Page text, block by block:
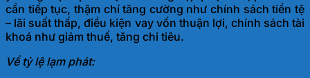
cần tiếp tục, thậm chí tăng cường như chính sách tiền tệ
– lãi suất thấp, điều kiện vay vốn thuận lợi, chính sách tài
khoá như giảm thuế, tăng chi tiêu.
Về tỷ lệ lạm phát: